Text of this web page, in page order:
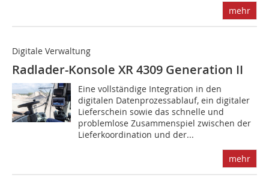
mehr
Digitale Verwaltung
Radlader-Konsole XR 4309 Generation II
Eine vollständige Integration in den
digitalen Datenprozessablauf, ein digitaler
Lieferschein sowie das schnelle und
problemlose Zusammenspiel zwischen der
Lieferkoordination und der...
mehr